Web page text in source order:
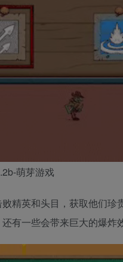
精英和头目，获取他们
有一些会带来巨大的爆炸